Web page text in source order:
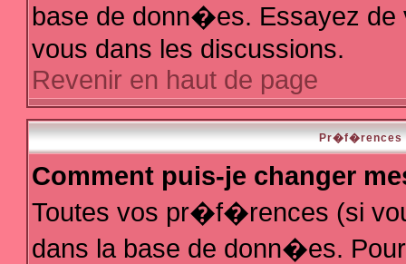
base de donn�es. Essayez de
vous dans les discussions.
Revenir en haut de page
Pr�f�rences
Comment puis-je changer
Toutes vos pr�f�rences (si
dans la base de donn�es.